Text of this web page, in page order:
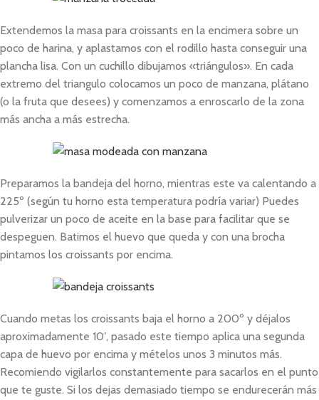
Extendemos la masa para croissants en la encimera sobre un
poco de harina, y aplastamos con el rodillo hasta conseguir una
plancha lisa. Con un cuchillo dibujamos «triángulos». En cada
extremo del triangulo colocamos un poco de manzana, plátano
(o la fruta que desees) y comenzamos a enroscarlo de la zona
más ancha a más estrecha.
Preparamos la bandeja del horno, mientras este va calentando a
225º (según tu horno esta temperatura podría variar) Puedes
pulverizar un poco de aceite en la base para facilitar que se
despeguen. Batimos el huevo que queda y con una brocha
pintamos los croissants por encima.
Cuando metas los croissants baja el horno a 200º y déjalos
aproximadamente 10′, pasado este tiempo aplica una segunda
capa de huevo por encima y mételos unos 3 minutos más.
Recomiendo vigilarlos constantemente para sacarlos en el punto
que te guste. Si los dejas demasiado tiempo se endurecerán más